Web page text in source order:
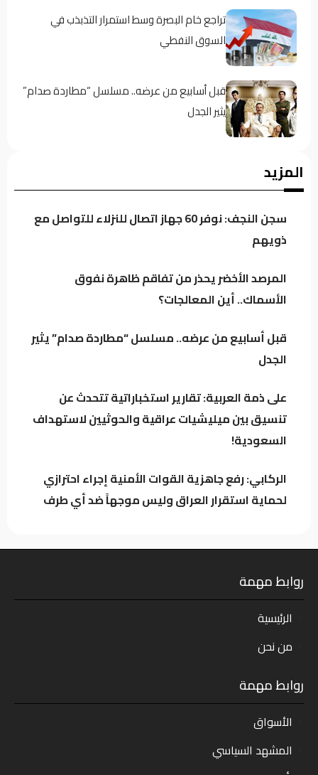
تراجع خام البصرة وسط استمرار التذبذب في
السوق النفطي
قبل أسابيع من عرضه.. مسلسل “مطاردة صدام”
يثير الجدل
الركابي: رفع جاهزية القوات الأمنية إجراء احترازي
طرف
ترمب ينفي أزمة الذخائر الأميركية..تقارير تكشف
الإرهاب زيد الحوشي
المزيد
سجن النجف: نوفر 60 جهاز اتصال للنزلاء للتواصل مع
ذويهم
المرصد الأخضر يحذر من تفاقم ظاهرة نفوق
الأسماك.. أين المعالجات؟
قبل أسابيع من عرضه.. مسلسل “مطاردة صدام” يثير
الجدل
على ذمة العربية: تقارير استخباراتية تتحدث عن
تنسيق بين ميليشيات عراقية والحوثيين لاستهداف
السعودية!
الركابي: رفع جاهزية القوات الأمنية إجراء احترازي
لحماية استقرار العراق وليس موجهاً ضد أي طرف
روابط مهمة
الرئيسية
من نحن
روابط مهمة
الأسواق
المشهد السياسي